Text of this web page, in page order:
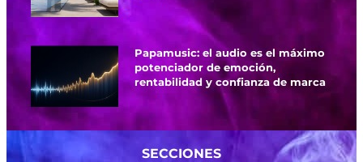
Papamusic: el audio es el máximo
potenciador de emoción,
rentabilidad y confianza de marca
SECCIONES